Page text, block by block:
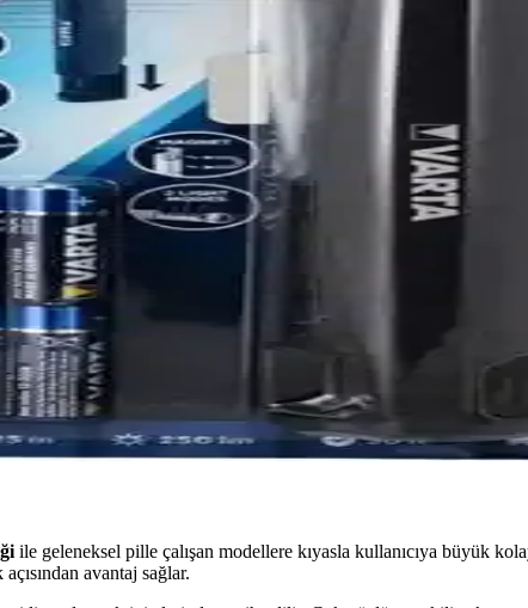
ve Çok Modlu Aydınlatma Çözümü
çeşitli ihtiyaçlara uygun dayanıklı ve kullanışlı bir
İnceleme ve Performans Analizi
için ideal, yüksek performanslı akülü el feneridir. Uzun süreli
Uzun Menzil Özellikleriyle Profesyonel Kullanım
tasarımıyla dış mekan ve güvenlik ihtiyaçlarını karşılar.
Yüksek Performanslı ve Dayanıklı Aydınlatma
gövde özellikleriyle çeşitli dış mekan ve acil durumlar için ideal
ile Güçlü ve Pratik Aydınlatma Çözümü
ortamlar için ideal, dayanıklı ve pratik bir el feneridir. Manyetik
ile geleneksel pille çalışan modellere kıyasla kullanıcıya büyük
avantaj sağlar.